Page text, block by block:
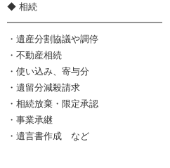
◆ 相続
━━━━━━━━━━━━━━━━━
・遺産分割協議や調停
・不動産相続
・使い込み、寄与分
・遺留分減殺請求
・相続放棄・限定承認
・事業承継
・遺言書作成 など